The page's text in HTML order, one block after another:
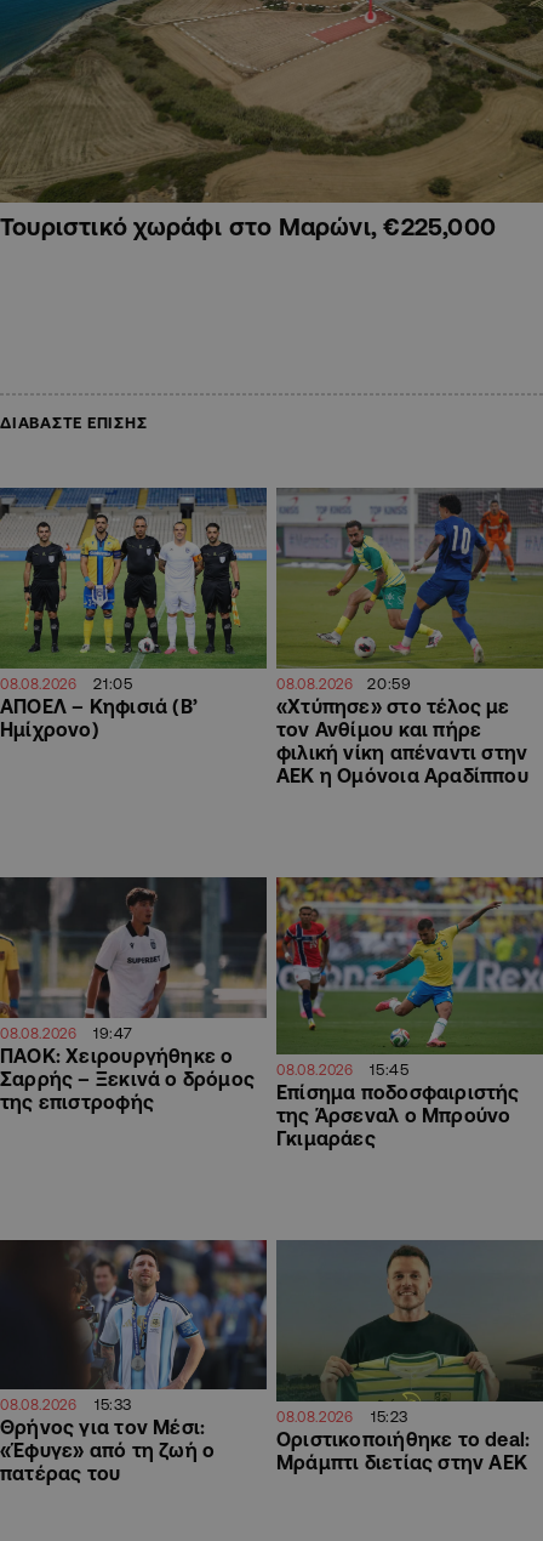
Τουριστικό χωράφι στο Μαρώνι, €225,000
ΔΙΑΒΑΣΤΕ ΕΠΙΣΗΣ
08.08.2026 21:05
ΑΠΟΕΛ – Κηφισιά (Β’
Ημίχρονο)
08.08.2026 20:59
«Χτύπησε» στο τέλος με
τον Ανθίμου και πήρε
φιλική νίκη απέναντι στην
ΑΕΚ η Ομόνοια Αραδίππου
08.08.2026 19:47
ΠΑΟΚ: Χειρουργήθηκε ο
Σαρρής – Ξεκινά ο δρόμος
της επιστροφής
08.08.2026 15:45
Επίσημα ποδοσφαιριστής
της Άρσεναλ ο Μπρούνο
Γκιμαράες
08.08.2026 15:33
Θρήνος για τον Μέσι:
«Έφυγε» από τη ζωή ο
πατέρας του
08.08.2026 15:23
Οριστικοποιήθηκε το deal:
Μράμπτι διετίας στην ΑΕΚ